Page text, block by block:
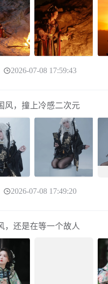
2026-07-08 17:59:43
风，撞上冷感二次元
2026-07-08 17:49:20
，还是在等一个故人